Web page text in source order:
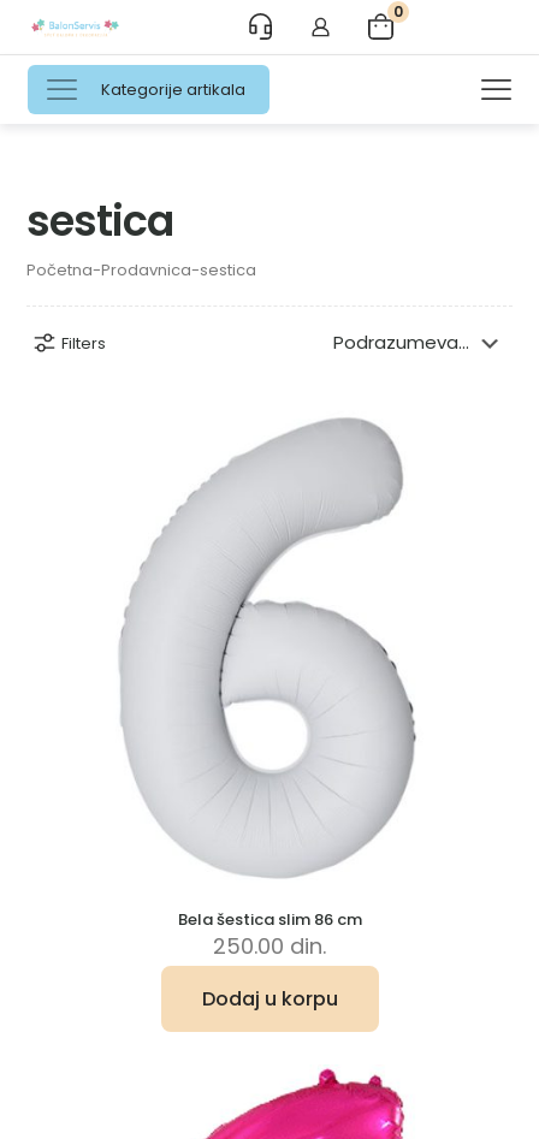
0
Kategorije artikala
sestica
Početna-Prodavnica-sestica
Filters
Bela šestica slim 86 cm
250.00 din.
Dodaj u korpu